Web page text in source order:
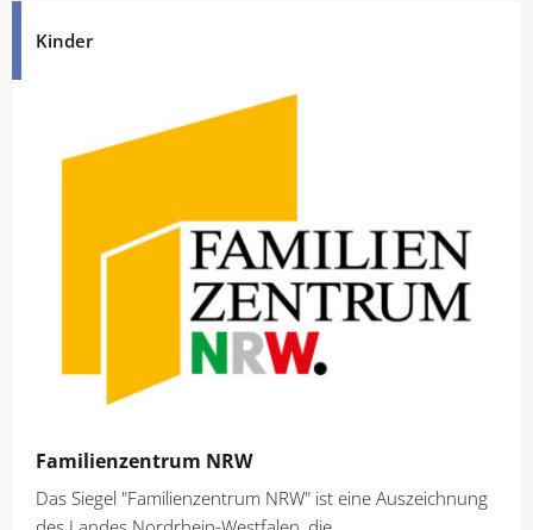
Kinder
Familienzentrum NRW
Das Siegel "Familienzentrum NRW" ist eine Auszeichnung